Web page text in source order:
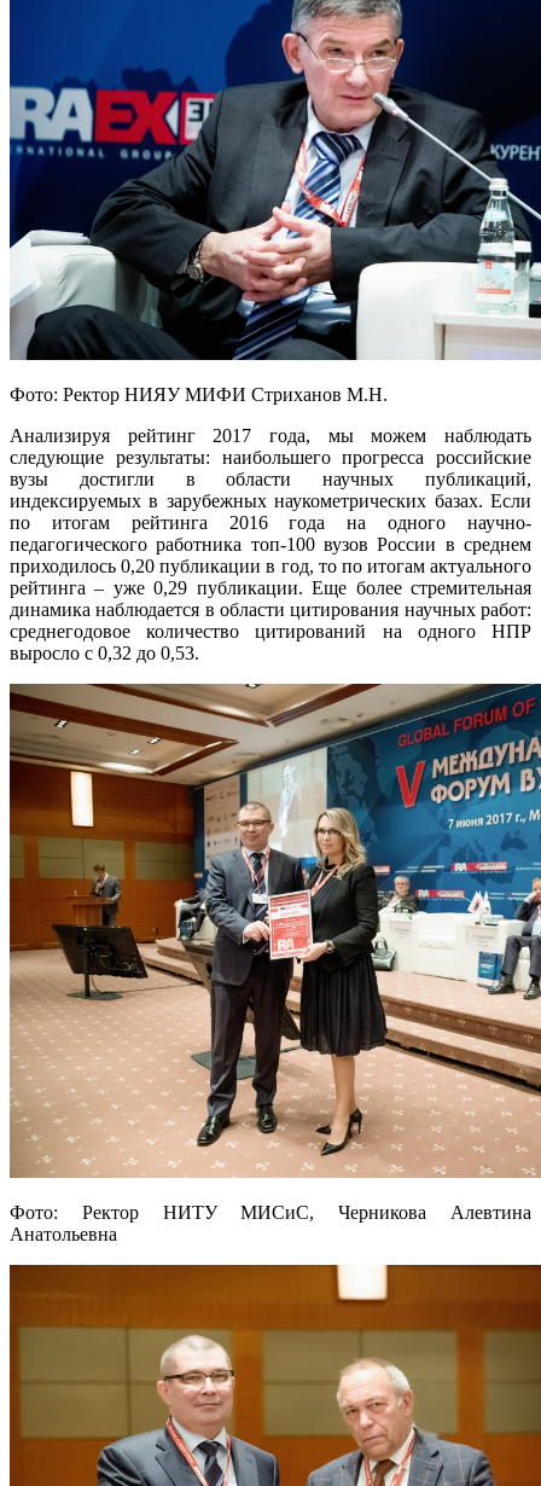
Фото: Ректор НИЯУ МИФИ Стриханов М.Н.
Анализируя рейтинг 2017 года, мы можем наблюдать
следующие результаты: наибольшего прогресса российские
вузы достигли в области научных публикаций,
индексируемых в зарубежных наукометрических базах. Если
по итогам рейтинга 2016 года на одного научно-
педагогического работника топ-100 вузов России в среднем
приходилось 0,20 публикации в год, то по итогам актуального
рейтинга – уже 0,29 публикации. Еще более стремительная
динамика наблюдается в области цитирования научных работ:
среднегодовое количество цитирований на одного НПР
выросло с 0,32 до 0,53.
Фото: Ректор НИТУ МИСиС, Черникова Алевтина
Анатольевна